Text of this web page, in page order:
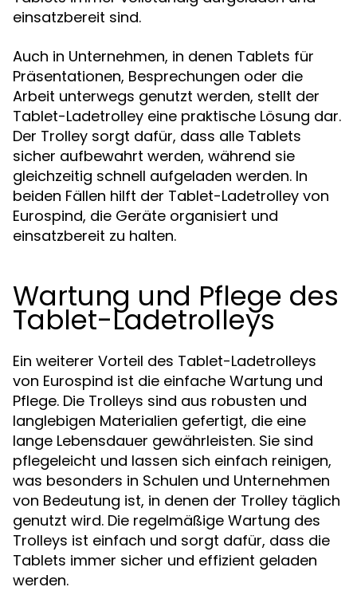
einsatzbereit sind.
Auch in Unternehmen, in denen Tablets für
Präsentationen, Besprechungen oder die
Arbeit unterwegs genutzt werden, stellt der
Tablet-Ladetrolley eine praktische Lösung dar.
Der Trolley sorgt dafür, dass alle Tablets
sicher aufbewahrt werden, während sie
gleichzeitig schnell aufgeladen werden. In
beiden Fällen hilft der Tablet-Ladetrolley von
Eurospind, die Geräte organisiert und
einsatzbereit zu halten.
Wartung und Pflege des
Tablet-Ladetrolleys
Ein weiterer Vorteil des Tablet-Ladetrolleys
von Eurospind ist die einfache Wartung und
Pflege. Die Trolleys sind aus robusten und
langlebigen Materialien gefertigt, die eine
lange Lebensdauer gewährleisten. Sie sind
pflegeleicht und lassen sich einfach reinigen,
was besonders in Schulen und Unternehmen
von Bedeutung ist, in denen der Trolley täglich
genutzt wird. Die regelmäßige Wartung des
Trolleys ist einfach und sorgt dafür, dass die
Tablets immer sicher und effizient geladen
werden.